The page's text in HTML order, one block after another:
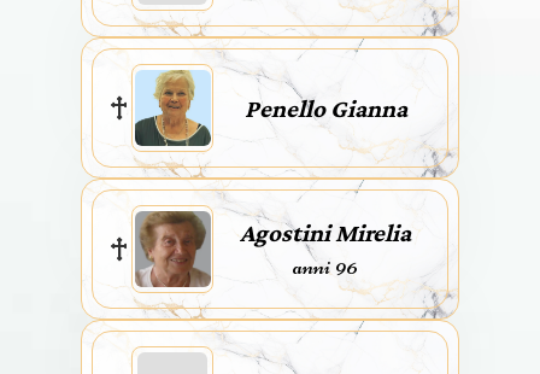
Penello Gianna
Agostini Mirelia
anni 96